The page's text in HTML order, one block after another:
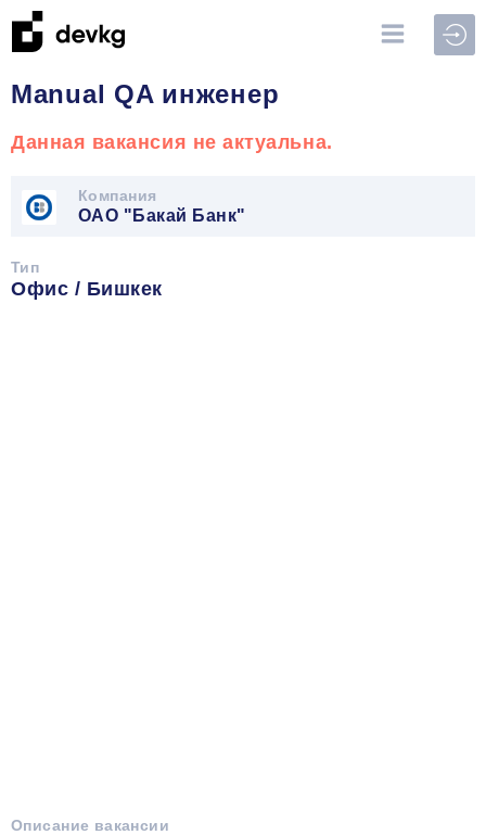
Manual QA инженер
Данная вакансия не актуальна.
Компания
ОАО "Бакай Банк"
Тип
Офис / Бишкек
Описание вакансии